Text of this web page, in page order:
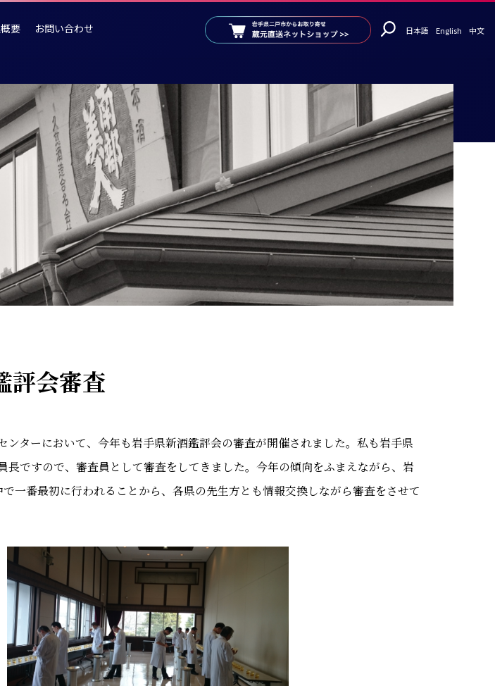
要 お問い合わせ 日本語 English 中文
評会審査
ンターにおいて、今年も岩手県新酒鑑評会の審査が開催されました。私も岩手県
長ですので、審査員として審査をしてきました。今年の傾向をふまえながら、岩
一番最初に行われることから、各県の先生方とも情報交換しながら審査をさせて